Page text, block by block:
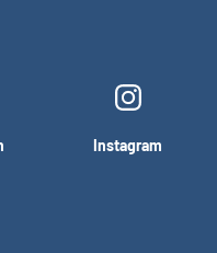
Instagram